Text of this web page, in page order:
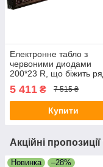
Електронне табло з
червоними диодами
200*23 R, що біжить
5 411 ₴ 7 515 ₴
Купити
Акційні
Новинка –28%